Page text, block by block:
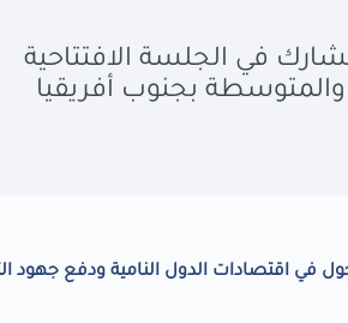
في الجلسة الافتتاحية
والمتوسطة بجنوب أفريقيا
اقتصادات الدول النامية ودفع جهود